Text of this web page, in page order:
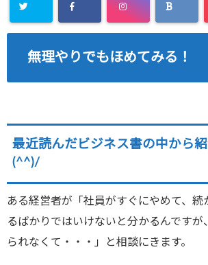
無理やりでもほめてみる！
最近読んだビジネス書の中から
(^^)/
ある経営者が「社員がすぐにやめて、続
るばかりではいけないと分かるんですが
られなくて・・・」と相談にきます。